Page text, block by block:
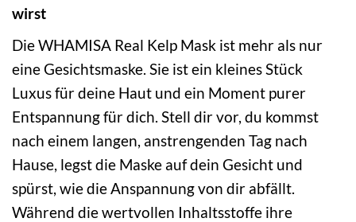
wirst
Die WHAMISA Real Kelp Mask ist mehr als nur
eine Gesichtsmaske. Sie ist ein kleines Stück
Luxus für deine Haut und ein Moment purer
Entspannung für dich. Stell dir vor, du kommst
nach einem langen, anstrengenden Tag nach
Hause, legst die Maske auf dein Gesicht und
spürst, wie die Anspannung von dir abfällt.
Während die wertvollen Inhaltsstoffe ihre